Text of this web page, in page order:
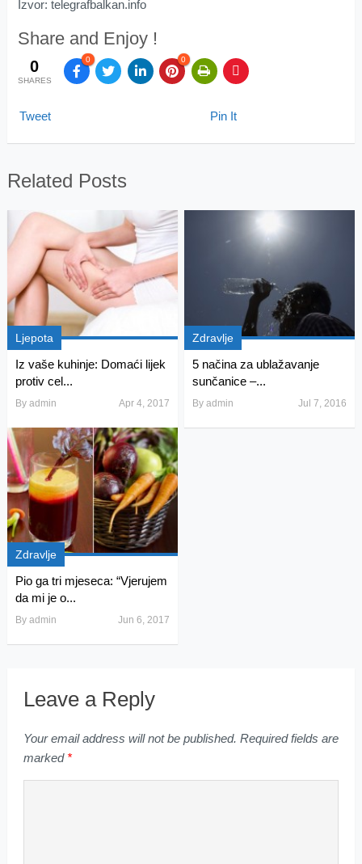
Izvor: telegrafbalkan.info
Share and Enjoy !
0
SHARES
0 0
Tweet Pin It
Related Posts
Ljepota
Iz vaše kuhinje: Domaći lijek
protiv cel...
By admin Apr 4, 2017
Zdravlje
5 načina za ublažavanje
sunčanice –...
Byadmin Jul 7, 2016
Zdravlje
Pio ga tri mjeseca: “Vjerujem
da mi je o...
By admin Jun 6, 2017
Leave a Reply
Your email address will not be published. Required fields are
marked *